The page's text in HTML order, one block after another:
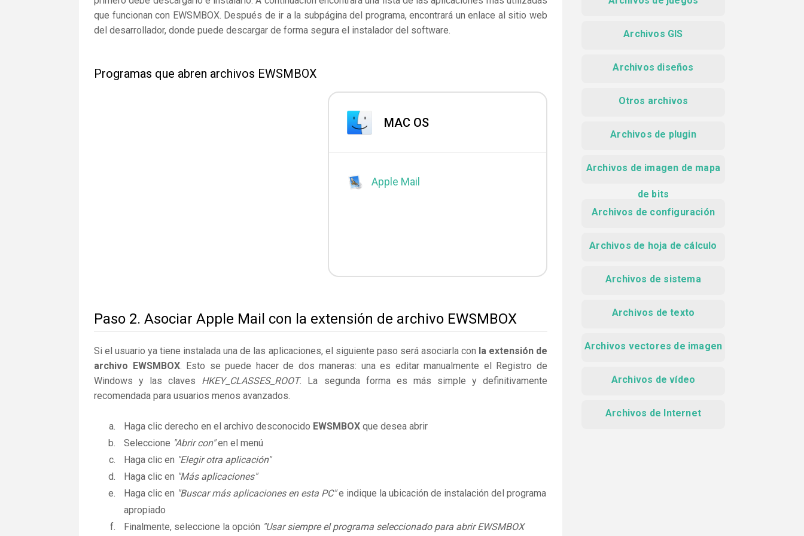
que funcionan con EWSMBOX. Después de ir a la subpágina del programa, encontrará un enlace al sitio web
del desarrollador, donde puede descargar de forma segura el instalador del software.
Programas que abren archivos EWSMBOX
MAC OS
Apple Mail
Paso 2. Asociar Apple Mail con la extensión de archivo EWSMBOX
Si el usuario ya tiene instalada una de las aplicaciones, el siguiente paso será asociarla con la extensión de
archivo EWSMBOX. Esto se puede hacer de dos maneras: una es editar manualmente el Registro de
Windows y las claves HKEY_CLASSES_ROOT. La segunda forma es más simple y definitivamente
recomendada para usuarios menos avanzados.
Haga clic derecho en el archivo desconocido EWSMBOX que desea abrir
Seleccione "Abrir con"en el menú
Haga clic en "Elegir otra aplicación"
Haga clic en "Más aplicaciones"
Haga clic en "Buscar más aplicaciones en esta PC"e indique la ubicación de instalación del programa
apropiado
Finalmente, seleccione la opción "Usar siempre el programa seleccionado para abrir EWSMBOX
Archivos GIS
Archivos diseños
Otros archivos
Archivos de plugin
Archivos de imagen de mapa
de bits
Archivos de configuración
Archivos de hoja de cálculo
Archivos de sistema
Archivos de texto
Archivos vectores de imagen
Archivos de vídeo
Archivos de Internet